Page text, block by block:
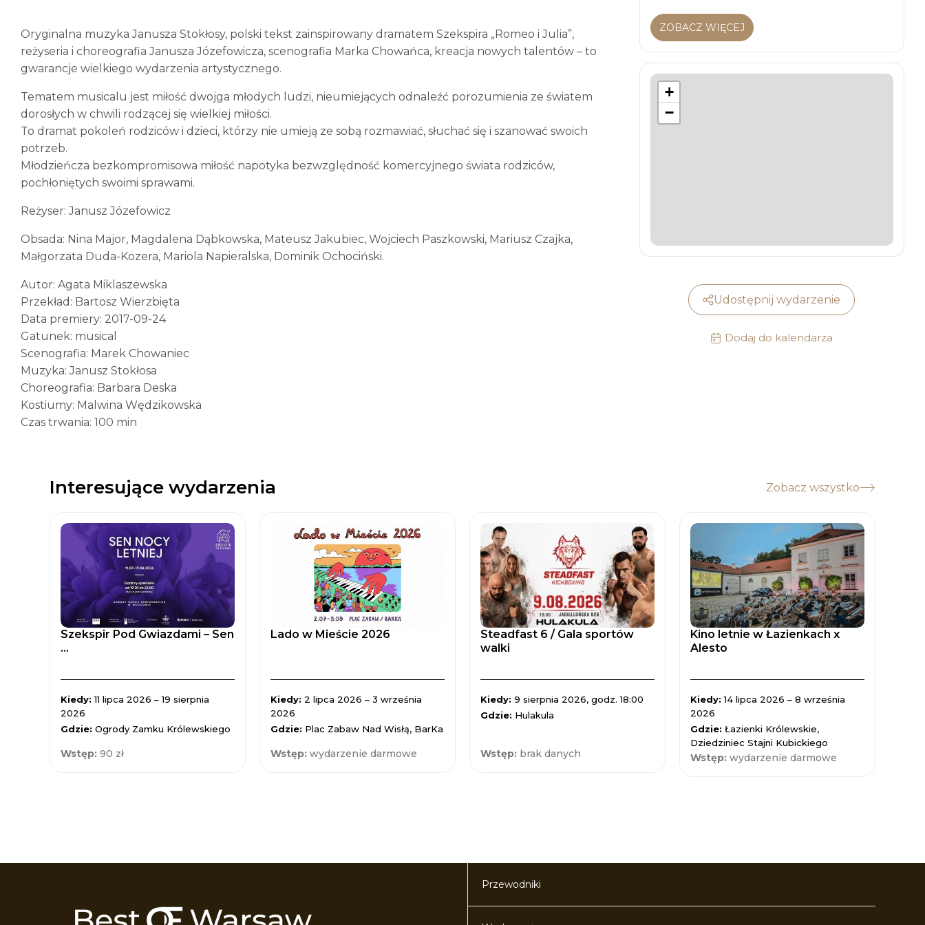
Oryginalna muzyka Janusza Stokłosy, polski tekst zainspirowany dramatem Szekspira „Romeo i Julia”,
reżyseria i choreografia Janusza Józefowicza, scenografia Marka Chowańca, kreacja nowych talentów – to
gwarancje wielkiego wydarzenia artystycznego.
Tematem musicalu jest miłość dwojga młodych ludzi, nieumiejących odnaleźć porozumienia ze światem
dorosłych w chwili rodzącej się wielkiej miłości.
To dramat pokoleń rodziców i dzieci, którzy nie umieją ze sobą rozmawiać, słuchać się i szanować swoich
potrzeb.
Młodzieńcza bezkompromisowa miłość napotyka bezwzględność komercyjnego świata rodziców,
pochłoniętych swoimi sprawami.
Reżyser: Janusz Józefowicz
Obsada: Nina Major, Magdalena Dąbkowska, Mateusz Jakubiec, Wojciech Paszkowski, Mariusz Czajka,
Małgorzata Duda-Kozera, Mariola Napieralska, Dominik Ochociński.
Autor: Agata Miklaszewska
Przekład: Bartosz Wierzbięta
Data premiery: 2017-09-24
Gatunek: musical
Scenografia: Marek Chowaniec
Muzyka: Janusz Stokłosa
Choreografia: Barbara Deska
Kostiumy: Malwina Wędzikowska
Czas trwania: 100 min
ZOBACZ WIĘCEJ
+
−
Udostępnij wydarzenie
Dodaj do kalendarza
Interesujące wydarzenia Zobacz wszystko
Szekspir Pod Gwiazdami – Sen
...
Kiedy:11 lipca 2026 – 19 sierpnia
2026
Gdzie: Ogrody Zamku Królewskiego
Wstęp: 90 zł
Lado w Mieście 2026
Kiedy: 2 lipca 2026 – 3 września
2026
Gdzie: Plac Zabaw Nad Wisłą, BarKa
Wstęp: wydarzenie darmowe
Steadfast 6 / Gala sportów
walki
Kiedy: 9 sierpnia 2026, godz. 18:00
Gdzie: Hulakula
Wstęp: brak danych
Kino letnie w Łazienkach x
Alesto
Kiedy:14 lipca 2026 – 8 września
2026
Gdzie: Łazienki Królewskie,
Dziedziniec Stajni Kubickiego
Wstęp: wydarzenie darmowe
Przewodniki